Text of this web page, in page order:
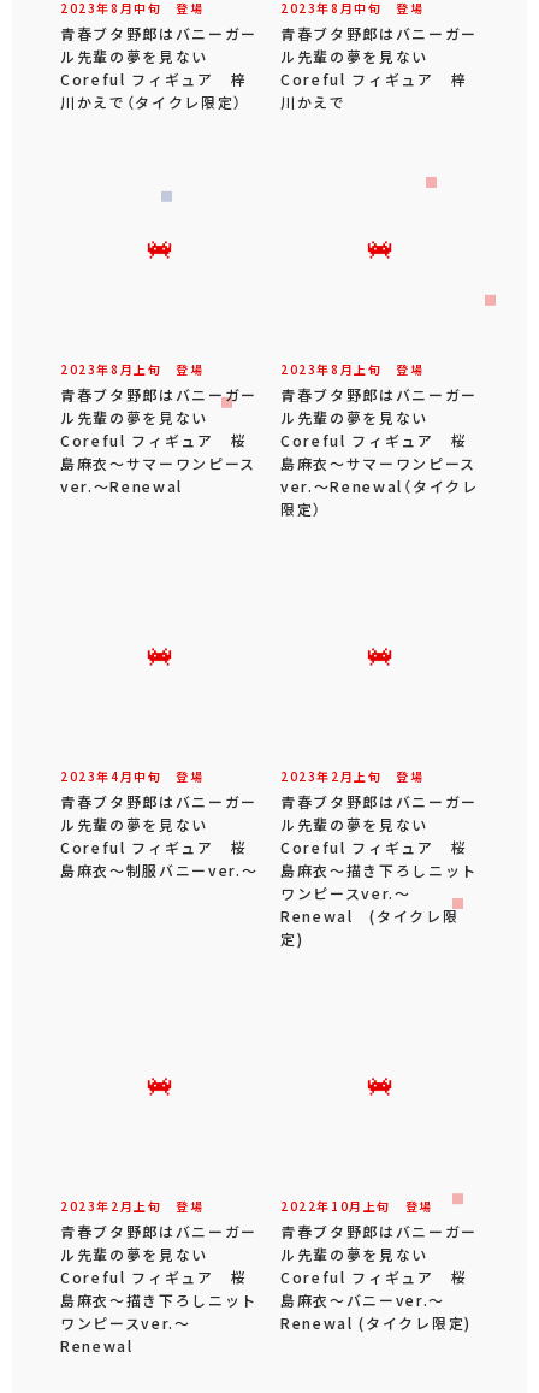
2023年8 月中旬 登場
青春ブタ野郎はバニーガー
ル先輩の夢を見ない
Coreful フィギュア 梓
川かえで（タイクレ限定）
2023年8 月中旬 登場
青春ブタ野郎はバニーガー
ル先輩の夢を見ない
Coreful フィギュア 梓
川かえで
2023年8 月 上旬 登場
青春ブタ野郎はバニーガー
ル先輩の夢を見ない
Coreful フィギュア 桜
島麻衣～サマーワンピース
ver.～Renewal
2023年8 月 上旬 登場
青春ブタ野郎はバニーガー
ル先輩の夢を見ない
Coreful フィギュア 桜
島麻衣～サマーワンピース
ver.～Renewal（タイクレ
限定）
2023年4 月中旬 登場
青春ブタ野郎はバニーガー
ル先輩の夢を見ない
Coreful フィギュア 桜
島麻衣～制服バニーver.～
2023年 2 月 上旬 登場
青春ブタ野郎はバニーガー
ル先輩の夢を見ない
Coreful フィギュア 桜
島麻衣～描き下ろしニット
ワンピースver.～
Renewal (タイクレ限
定)
2023年 2 月 上旬 登場
青春ブタ野郎はバニーガー
ル先輩の夢を見ない
Coreful フィギュア 桜
島麻衣～描き下ろしニット
ワンピースver.～
Renewal
2022年 10月 上旬 登場
青春ブタ野郎はバニーガー
ル先輩の夢を見ない
Coreful フィギュア 桜
島麻衣～バニーver.～
Renewal (タイクレ限定)